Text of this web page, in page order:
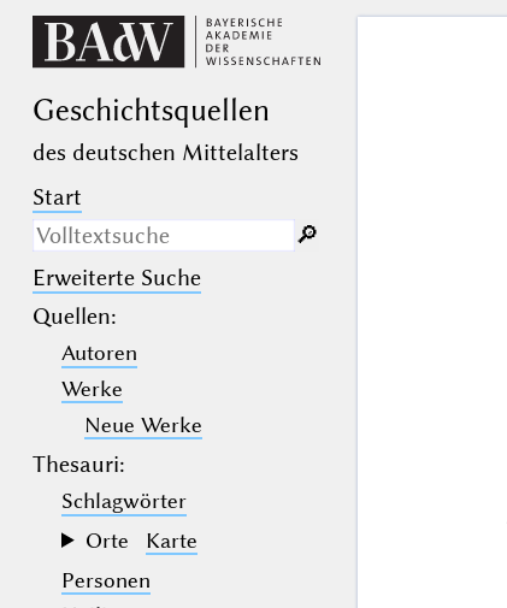
Geschichts­quellen
des deutschen Mittelalters
Start
Nur in Beschreibungs­texten
suchen
(der Unterstrich) ist Platzhalter für
genau ein Zeichen.
(das Prozentzeichen) ist Platzhalter
für kein, ein oder mehr als ein
Zeichen.
🔎︎
Erweiterte Suche
Quellen:
Autoren
Werke
Neue Werke
Thesauri:
Schlagwörter
Orte
Karte
Personen